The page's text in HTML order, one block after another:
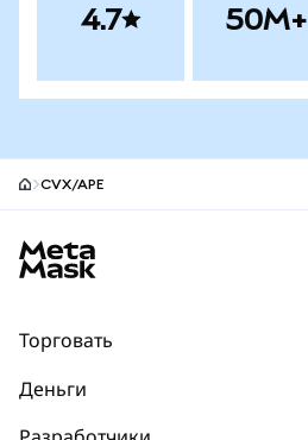
4.7 50M+
CVX/APE
Торговать
Деньги